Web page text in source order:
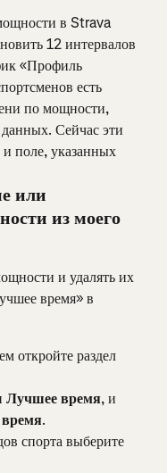
в Strava
12 интервалов
«Профиль
есть
по мощности,
Сейчас эти
и поле, указанных
или
из моего
и удалять их
время» в
откройте раздел
Лучшее время, и
.
спорта выберите